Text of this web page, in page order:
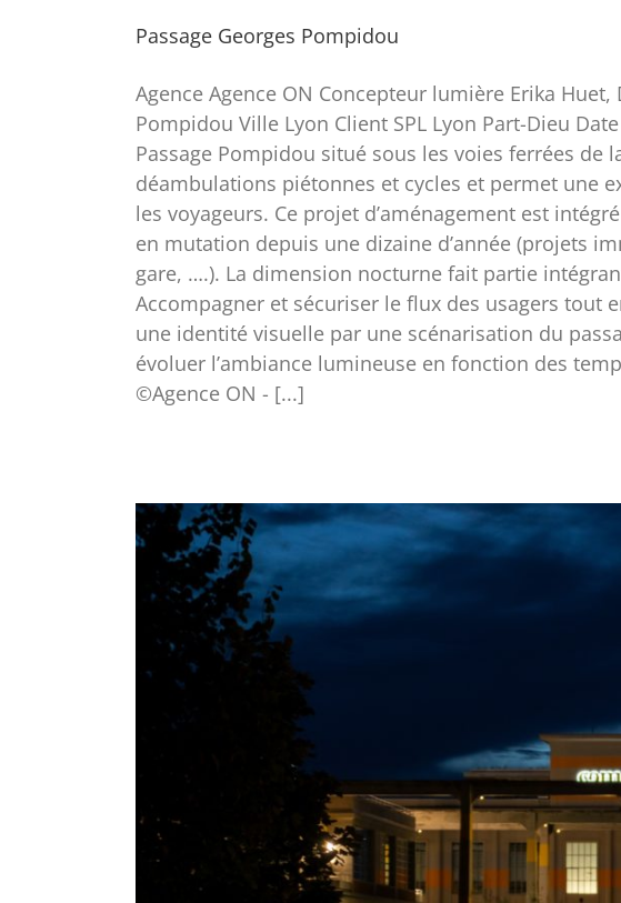
Passage Georges Pompidou
Agence Agence ON Concepteur lumière Erika
Pompidou Ville Lyon Client SPL Lyon Part-Dieu
Passage Pompidou situé sous les voies ferrées de
déambulations piétonnes et cycles et permet une
les voyageurs. Ce projet d’aménagement est
en mutation depuis une dizaine d’année (projets
gare, ….). La dimension nocturne fait partie
Accompagner et sécuriser le flux des usagers tout
une identité visuelle par une scénarisation du
évoluer l’ambiance lumineuse en fonction des
©Agence ON - [...]